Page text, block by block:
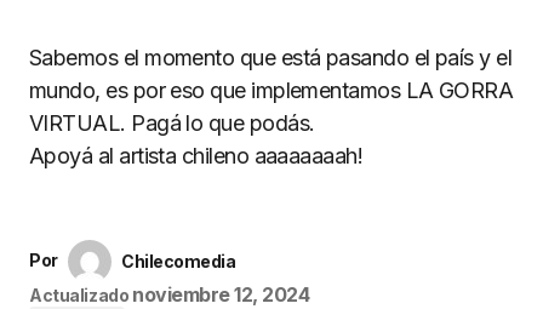
Sabemos el momento que está pasando el país y el
mundo, es por eso que implementamos LA GORRA
VIRTUAL. Pagá lo que podás.
Apoyá al artista chileno aaaaaaaah!
Por
Chilecomedia
Actualizado noviembre 12, 2024